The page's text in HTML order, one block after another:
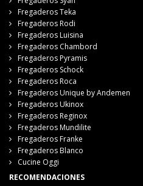
Fregaderos Teka
Fregaderos Rodi
Fregaderos Luisina
Fregaderos Chambord
Fregaderos Pyramis
Fregaderos Schock
Fregaderos Roca
Fregaderos Unique by Andemen
Fregaderos Ukinox
Fregaderos Reginox
Fregaderos Mundilite
Fregaderos Franke
Fregaderos Blanco
Cucine Oggi
RECOMENDACIONES